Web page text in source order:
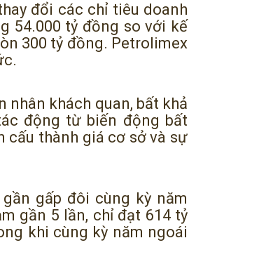
đổi các chỉ tiêu doanh
54.000 tỷ đồng so với kế
300 tỷ đồng. Petrolimex
nhân khách quan, bất khả
động từ biến động bất
cấu thành giá cơ sở và sự
gấp đôi cùng kỳ năm
gần 5 lần, chỉ đạt 614 tỷ
khi cùng kỳ năm ngoái